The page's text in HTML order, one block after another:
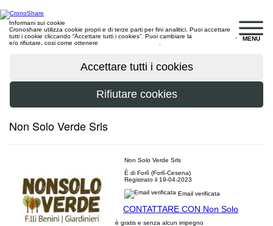
MENU
Informani sui cookie
Cronoshare utilizza cookie propri e di terze parti per fini analitici. Puoi accettare
tutti i cookie cliccando “Accettare tutti i cookies”. Puoi cambiare la
e/o rifiutare, cosi come ottenere
Non Solo Verde Srls
Non Solo Verde Srls
È di Forlì (Forlì-Cesena)
Registrato il 19-04-2023
Email verificata
CONTATTARE CON Non Solo
è gratis e senza alcun impegno